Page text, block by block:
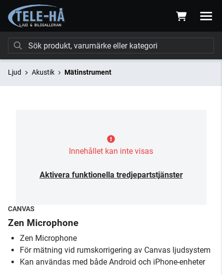
Ljud Akustik Mätinstrument
Innehållet kan inte visas
Aktivera funktionella tredjepartstjänster
CANVAS
Zen Microphone
Zen Microphone
För mätning vid rumskorrigering av Canvas ljudsystem
Kan användas med både Android och iPhone-enheter